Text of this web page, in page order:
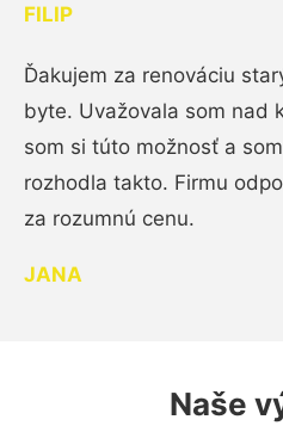
FILIP
Ďakujem za renováciu
byte. Uvažovala som nad
som si túto možnosť a
rozhodla takto. Firmu
za rozumnú cenu.
JANA
Naše